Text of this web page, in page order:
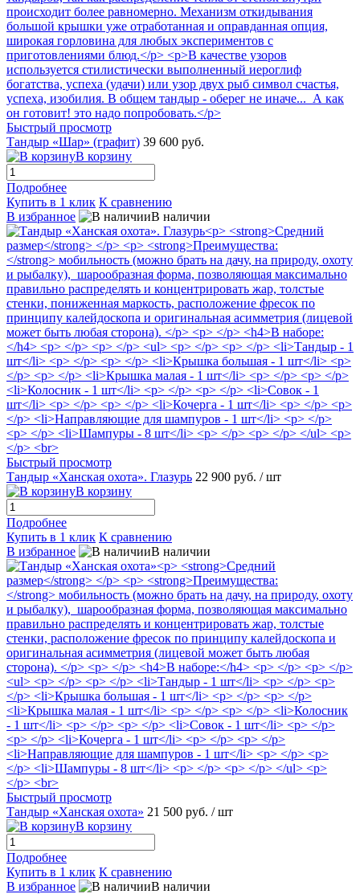
Быстрый просмотр
Тандыр «Шар» (графит) 39 600 руб.
В корзину
Подробнее
Купить в 1 клик К сравнению
В избранное
В наличии
Быстрый просмотр
Тандыр «Ханская охота». Глазурь 22 900 руб. / шт
В корзину
Подробнее
Купить в 1 клик К сравнению
В избранное
В наличии
Быстрый просмотр
Тандыр «Ханская охота» 21 500 руб. / шт
В корзину
Подробнее
Купить в 1 клик К сравнению
В избранное
В наличии